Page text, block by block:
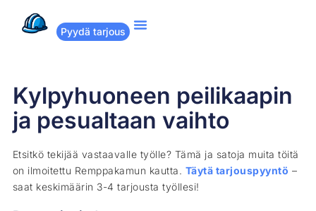
Pyydä tarjous
Kylpyhuoneen peilikaapin
ja pesualtaan vaihto
Etsitkö tekijää vastaavalle työlle? Tämä ja satoja muita töitä
on ilmoitettu Remppakamun kautta. Täytä tarjouspyyntö –
saat keskimäärin 3-4 tarjousta työllesi!